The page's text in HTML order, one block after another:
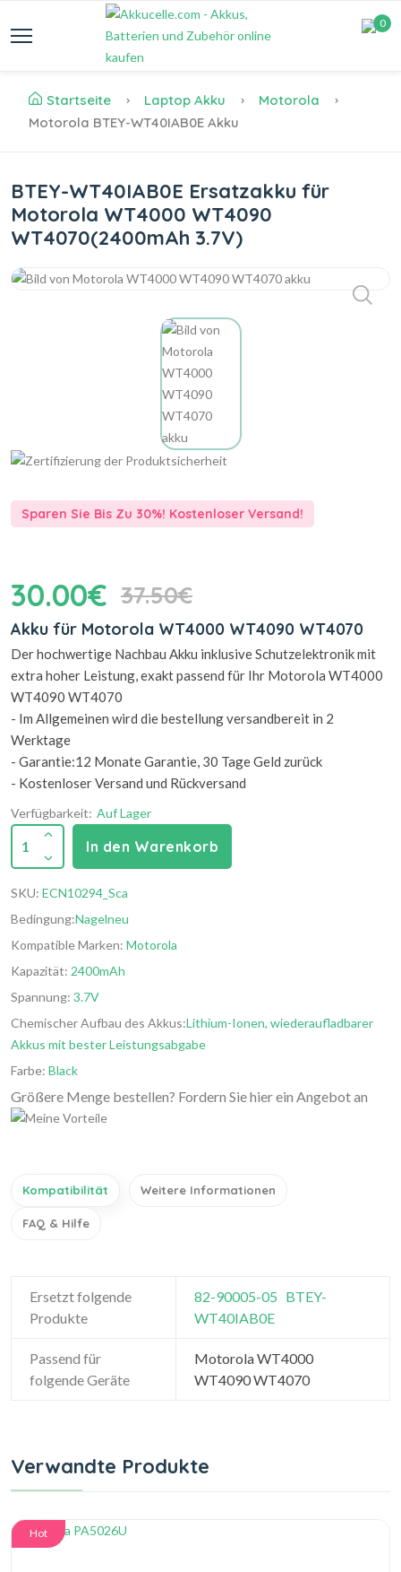
0
Startseite Laptop Akku
Motorola
Motorola BTEY-WT40IAB0E Akku
BTEY-WT40IAB0E Ersatzakku für
Motorola WT4000 WT4090
WT4070(2400mAh 3.7V)
Sparen Sie Bis Zu 30%! Kostenloser Versand!
30.00€ 37.50€
Akku für Motorola WT4000 WT4090 WT4070
Der hochwertige Nachbau Akku inklusive Schutzelektronik mit
extra hoher Leistung, exakt passend für Ihr Motorola WT4000
WT4090 WT4070
- Im Allgemeinen wird die bestellung versandbereit in 2
Werktage
- Garantie:12 Monate Garantie, 30 Tage Geld zurück
- Kostenloser Versand und Rückversand
Verfügbarkeit: Auf Lager
1 In den Warenkorb
SKU: ECN10294_Sca
Bedingung:Nagelneu
Kompatible Marken: Motorola
Kapazität: 2400mAh
Spannung: 3.7V
Chemischer Aufbau des Akkus:Lithium-Ionen, wiederaufladbarer
Akkus mit bester Leistungsabgabe
Farbe: Black
Größere Menge bestellen? Fordern Sie hier ein Angebot an
Kompatibilität Weitere Informationen
FAQ & Hilfe
Ersetzt folgende
Produkte
82-90005-05 BTEY-
WT40IAB0E
Passend für
folgende Geräte
Motorola WT4000
WT4090 WT4070
Verwandte Produkte
Hot